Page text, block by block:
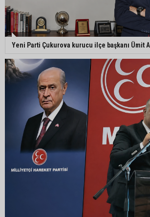
Adanalı NASA astronotu
Kozan’da üreticilere
Ceyhan’da yağlık ayçiçeği
Yeni Parti Çukurova kurucu ilçe başkanı Ümit